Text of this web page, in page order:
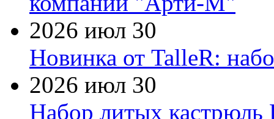
2026 июл 30
Новинка от TalleR:
2026 июл 30
Набор литых кастрюль